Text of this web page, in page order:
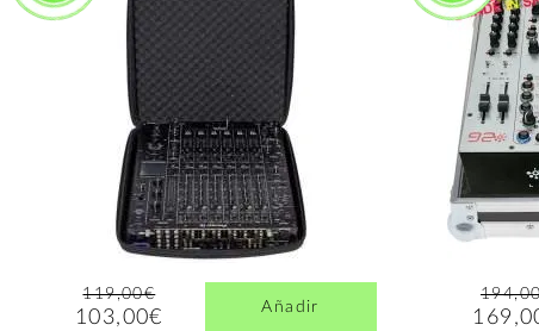
119,00€
103,00€ Añadir